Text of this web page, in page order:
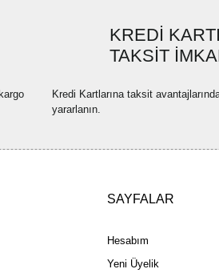
Ürün açıklamasında eksik
Ürün bilgilerinde hatalar
Bu ürüne benzer farklı
KREDİ
TAKSİT
Kredi Kartlarına taksit
yararlanın.
SAYFALAR
Hesabım
Yeni Üyelik